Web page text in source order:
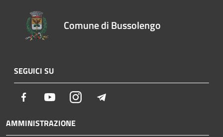
Comune di Bussolengo
SEGUICI SU
Facebook YoutubeInstagram
AMMINISTRAZIONE